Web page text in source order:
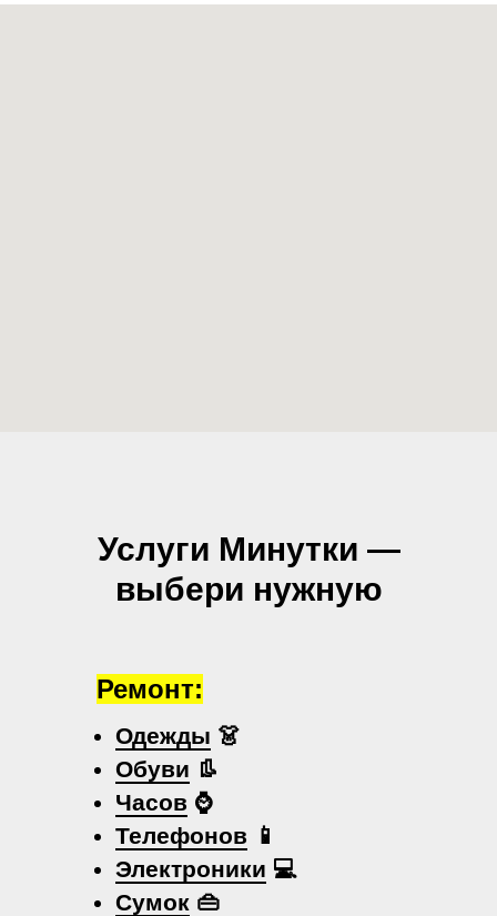
Услуги Минутки —
выбери нужную
Одежды 👗
Обуви 👢
Часов ⌚
Телефонов 📱
Электроники 💻
Сумок 👜
Ремонт: